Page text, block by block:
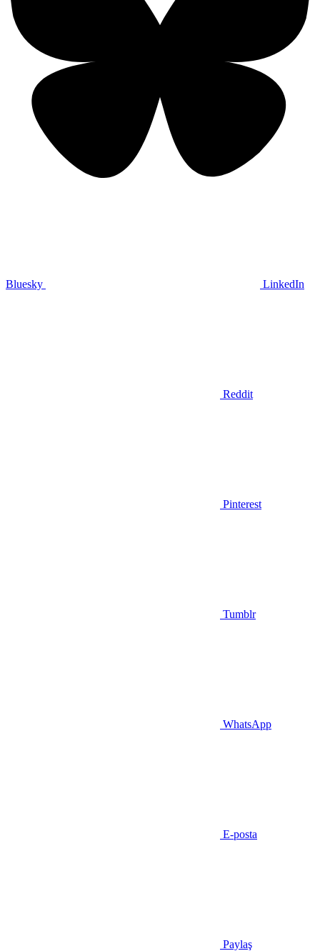
Bluesky LinkedIn
Reddit
Pinterest
Tumblr
WhatsApp
E-posta
Paylaş